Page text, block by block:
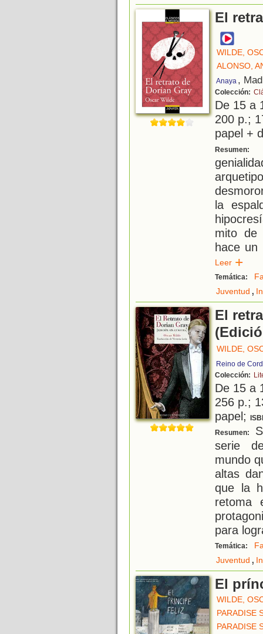
El
WILDE,
ALONSO,
Anaya ,
Colección:
De 15 a
200 p.;
papel +
Resumen:
la
mito de
hace un
Leer
Temática:
Juventud ,
El
WILDE,
Reino de
Colección:
De 15 a
256 p.;
papel;
Resumen:
serie
mundo
altas
que la
retoma
para
Temática:
Juventud ,
El
WILDE,
PARADISE
PARADISE